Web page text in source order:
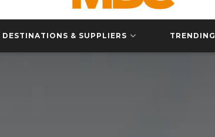
DESTINATIONS & SUPPLIERS TRENDING